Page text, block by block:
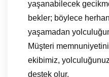
yaşanabilecek
bekler; böylece
yaşamadan
Müşteri
ekibimiz,
destek olur.